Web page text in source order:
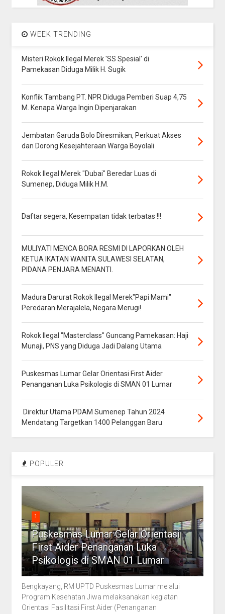
WEEK TRENDING
Misteri Rokok Ilegal Merek 'SS Spesial' di
Pamekasan Diduga Milik H. Sugik
Konflik Tambang PT. NPR Diduga Pemberi Suap 4,75
M. Kenapa Warga Ingin Dipenjarakan
Jembatan Garuda Bolo Diresmikan, Perkuat Akses
dan Dorong Kesejahteraan Warga Boyolali
Rokok Ilegal Merek "Dubai" Beredar Luas di
Sumenep, Diduga Milik H.M.
Daftar segera, Kesempatan tidak terbatas !!!
MULIYATI MENCA BORA RESMI DI LAPORKAN OLEH
KETUA IKATAN WANITA SULAWESI SELATAN,
PIDANA PENJARA MENANTI.
Madura Darurat Rokok Ilegal Merek"Papi Mami"
Peredaran Merajalela, Negara Merugi!
Rokok Ilegal "Masterclass" Guncang Pamekasan: Haji
Munaji, PNS yang Diduga Jadi Dalang Utama
Puskesmas Lumar Gelar Orientasi First Aider
Penanganan Luka Psikologis di SMAN 01 Lumar
Direktur Utama PDAM Sumenep Tahun 2024
Mendatang Targetkan 1400 Pelanggan Baru
POPULER
1
Puskesmas Lumar Gelar Orientasi
First Aider Penanganan Luka
Psikologis di SMAN 01 Lumar
Bengkayang, RM UPTD Puskesmas Lumar melalui
Program Kesehatan Jiwa melaksanakan kegiatan
Orientasi Fasilitasi First Aider (Penanganan